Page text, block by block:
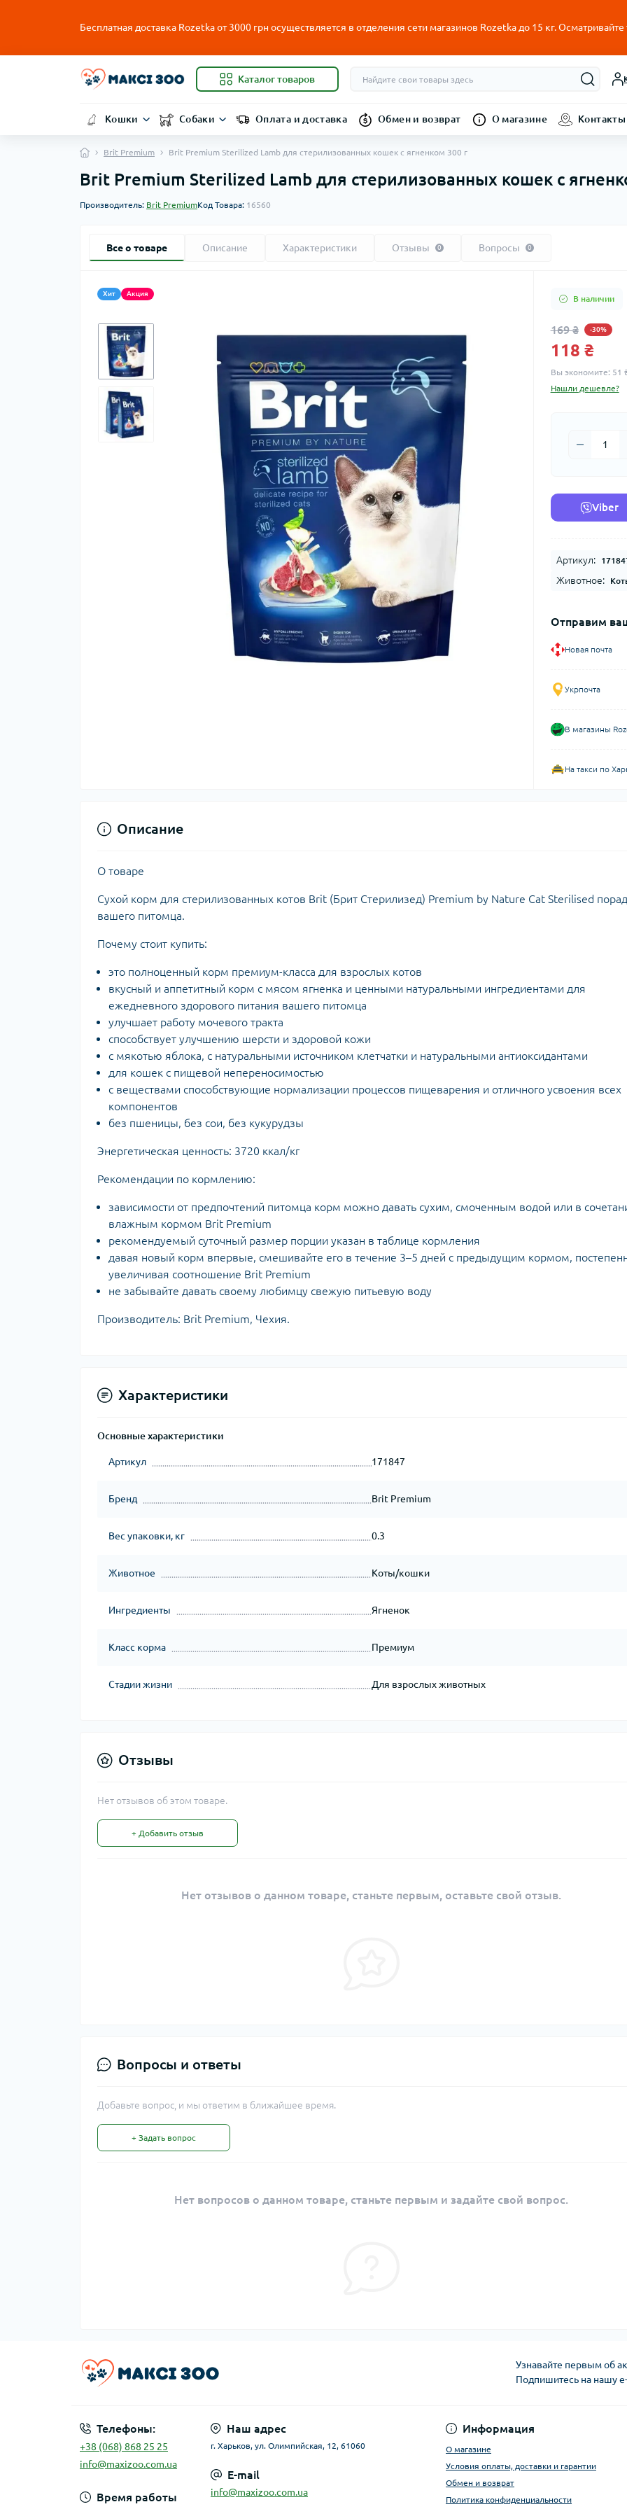
Бесплатная доставка Rozetka от3000 грн осуществляется в отделения сети магазинов Rozetka до 15 кг.
Каталог товаров
Кошки Собаки Оплата и доставка Обмен и возврат О магазине Контакты
Brit Premium Brit Premium Sterilized Lamb для стерилизованных кошек с ягненком 300 г
Brit Premium Sterilized Lamb для стерилизованных кошек с
Производитель: Brit PremiumКод Товара: 16560
Все о товаре Описание Характеристики Отзывы 0 Вопросы 0
Хит Акция
В наличии
169 ₴ -30%
118 ₴
Вы экономите: 51
Нашли дешевле?
Viber
Артикул:
Животное:
Отправим
Новая почта
Укрпочта
В магазины
На такси по
Описание
О товаре
Сухой корм для стерилизованных котов Brit (Брит Стерилизед) Premium by Nature Cat Sterilised
вашего питомца.
Почему стоит купить:
это полноценный корм премиум-класса для взрослых котов
вкусный и аппетитный корм с мясом ягненка и ценными натуральными ингредиентами для
ежедневного здорового питания вашего питомца
улучшает работу мочевого тракта
способствует улучшению шерсти и здоровой кожи
с мякотью яблока, с натуральными источником клетчатки и натуральными антиоксидантами
для кошек с пищевой непереносимостью
с веществами способствующие нормализации процессов пищеварения и отличного усвоения всех
компонентов
без пшеницы, без сои, без кукурудзы
Энергетическая ценность: 3720 ккал/кг
Рекомендации по кормлению:
зависимости от предпочтений питомца корм можно давать сухим, смоченным водой или в
влажным кормом Brit Premium
рекомендуемый суточный размер порции указан в таблице кормления
давая новый корм впервые, смешивайте его в течение 3–5 дней с предыдущим кормом,
увеличивая соотношение Brit Premium
не забывайте давать своему любимцу свежую питьевую воду
Производитель: Brit Premium, Чехия.
Характеристики
Основные характеристики
Артикул 171847
Бренд Brit Premium
Вес упаковки, кг 0.3
Животное Коты/кошки
Ингредиенты Ягненок
Класс корма Премиум
Стадии жизни Для взрослых животных
Отзывы
Нет отзывов об этом товаре.
+ Добавить отзыв
Нет отзывов о данном товаре, станьте первым, оставьте свой отзыв.
Вопросы и ответы
Добавьте вопрос, и мы ответим в ближайшее время.
+ Задать вопрос
Нет вопросов о данном товаре, станьте первым и задайте свой вопрос.
Узнавайте первым об
Подпишитесь на нашу
Телефоны:
+38 (068) 868 25 25
info@maxizoo.com.ua
Время работы
Наш адрес
г. Харьков, ул. Олимпийская, 12, 61060
E-mail
info@maxizoo.com.ua
Информация
О магазине
Условия оплаты, доставки и гарантии
Обмен и возврат
Политика конфиденциальности